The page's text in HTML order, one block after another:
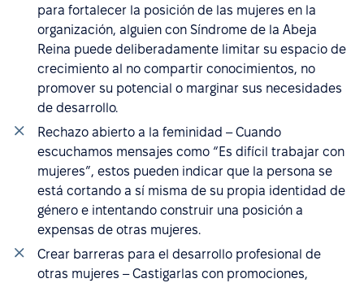
para fortalecer la posición de las mujeres en la
organización, alguien con Síndrome de la Abeja
Reina puede deliberadamente limitar su espacio de
crecimiento al no compartir conocimientos, no
promover su potencial o marginar sus necesidades
de desarrollo.
Rechazo abierto a la feminidad – Cuando
escuchamos mensajes como “Es difícil trabajar con
mujeres”, estos pueden indicar que la persona se
está cortando a sí misma de su propia identidad de
género e intentando construir una posición a
expensas de otras mujeres.
Crear barreras para el desarrollo profesional de
otras mujeres – Castigarlas con promociones,